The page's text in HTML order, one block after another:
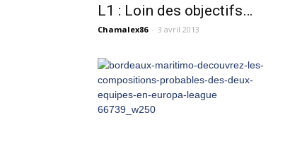
L1 : Loin des objectifs…
Chamalex86 - 3 avril 2013